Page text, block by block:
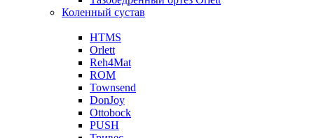
Коленный сустав
HTMS
Orlett
Reh4Mat
ROM
Townsend
DonJoy
Ottobock
PUSH